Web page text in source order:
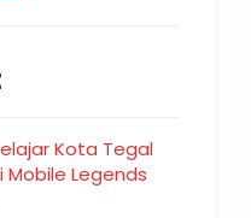
Kota Tegal
Mobile Legends